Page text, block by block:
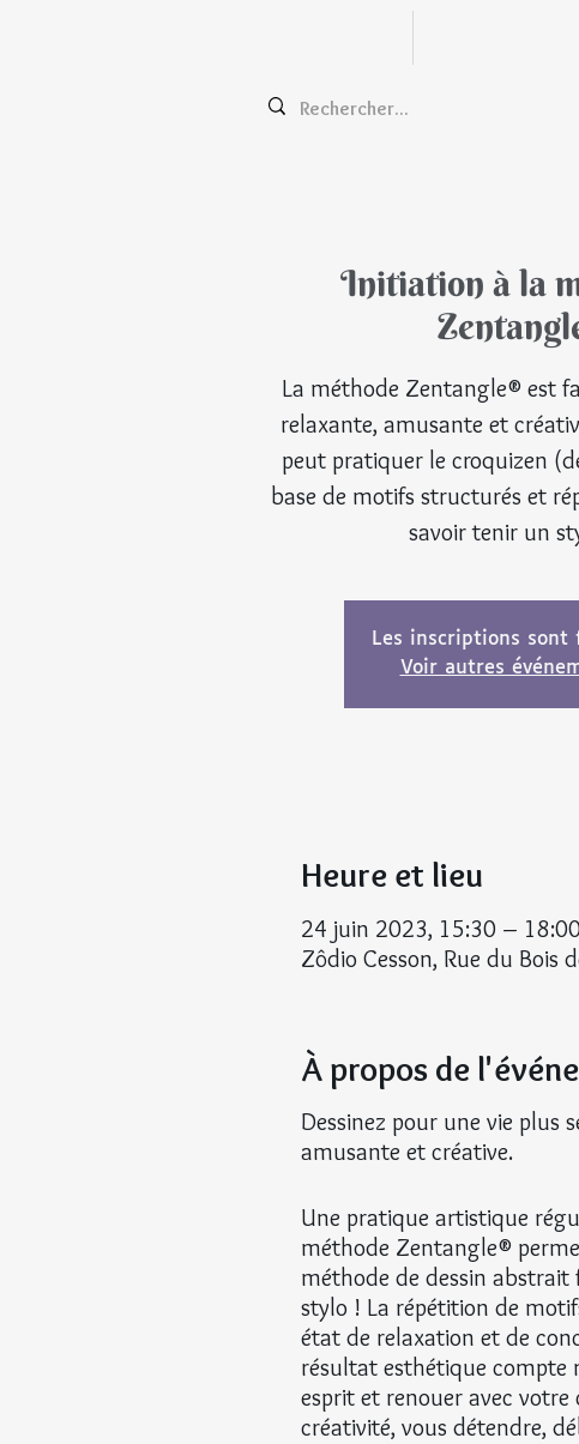
Initiation à la
La méthode Zentangle® est
relaxante, amusante et
peut pratiquer le croquizen
base de motifs structurés et
savoir tenir un
Les inscriptions sont
Voir autres
Heure et lieu
24 juin 2023, 15:30 – 18:00
Zôdio Cesson, Rue du Bois
À propos de
Dessinez pour une vie plus
amusante et créative.
Une pratique artistique
méthode Zentangle®
méthode de dessin
stylo ! La répétition de
état de relaxation et de
résultat esthétique compte
esprit et renouer avec votre
créativité, vous détendre,